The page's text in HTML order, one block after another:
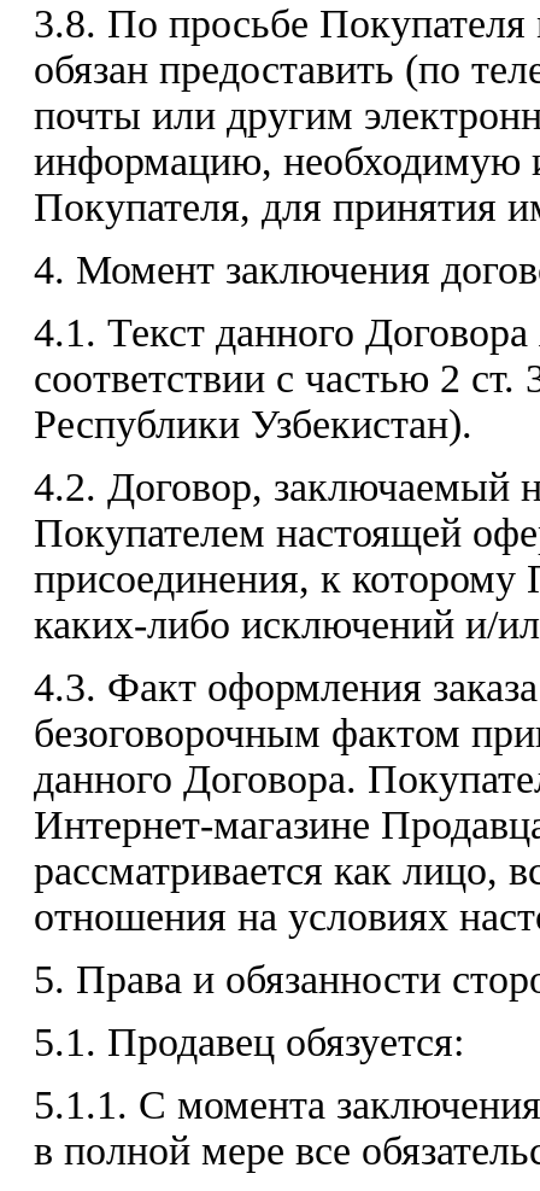
3.8. По просьбе Покупателя
обязан предоставить (по
почты или другим
информацию, необходимую
Покупателя, для принятия
4. Момент заключения
4.1. Текст данного
соответствии с частью 2 ст.
Республики Узбекистан).
4.2. Договор, заключаемый
Покупателем настоящей
присоединения, к которому
каких-либо исключений и/
4.3. Факт оформления
безоговорочным фактом
данного Договора.
Интернет-магазине
рассматривается как лицо,
отношения на условиях
5. Права и обязанности
5.1. Продавец обязуется:
5.1.1. С момента
в полной мере все